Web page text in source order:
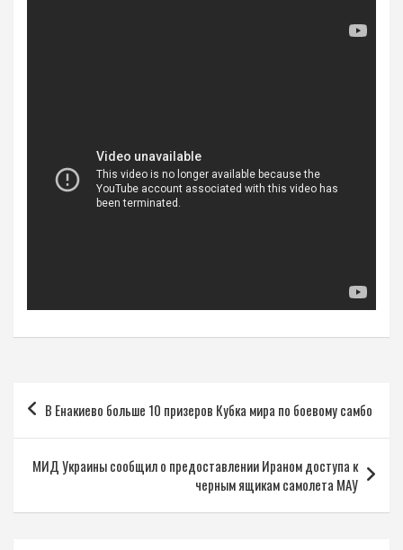
Навигация
по
записям
В Енакиево больше 10 призеров Кубка мира по боевому самбо
МИД Украины сообщил о предоставлении Ираном доступа к
черным ящикам самолета МАУ